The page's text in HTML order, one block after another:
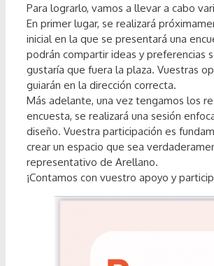
Para lograrlo, vamos a llevar a cabo
En primer lugar, se realizará
inicial en la que se presentará una
podrán compartir ideas y preferencias
gustaría que fuera la plaza. Vuestras
guiarán en la dirección correcta.
Más adelante, una vez tengamos los
encuesta, se realizará una sesión
diseño. Vuestra participación es
crear un espacio que sea
representativo de Arellano.
¡Contamos con vuestro apoyo y